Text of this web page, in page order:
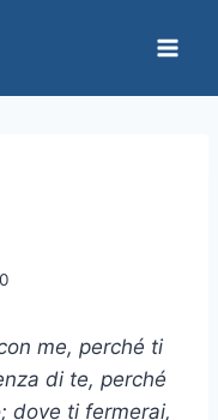
me, perché ti
di te, perché
dove ti fermerai,